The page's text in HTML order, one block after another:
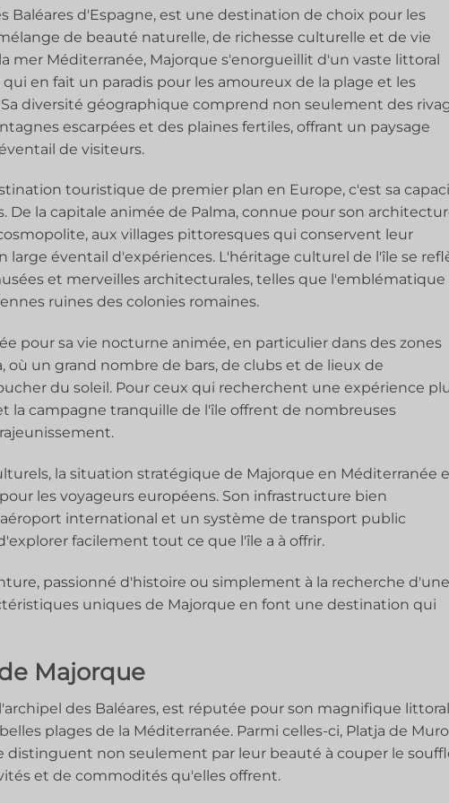
Baléares d'Espagne, est une destination de choix pour les
de beauté naturelle, de richesse culturelle et de vie
mer Méditerranée, Majorque s'enorgueillit d'un vaste littoral
en fait un paradis pour les amoureux de la plage et les
diversité géographique comprend non seulement des
escarpées et des plaines fertiles, offrant un paysage
de visiteurs.
touristique de premier plan en Europe, c'est sa
De la capitale animée de Palma, connue pour son
aux villages pittoresques qui conservent leur
large éventail d'expériences. L'héritage culturel de l'île se
et merveilles architecturales, telles que l'emblématique
ruines des colonies romaines.
pour sa vie nocturne animée, en particulier dans des zones
où un grand nombre de bars, de clubs et de lieux de
du soleil. Pour ceux qui recherchent une expérience
la campagne tranquille de l'île offrent de nombreuses
la situation stratégique de Majorque en Méditerranée
les voyageurs européens. Son infrastructure bien
international et un système de transport public
facilement tout ce que l'île a à offrir.
passionné d'histoire ou simplement à la recherche d'une
uniques de Majorque en font une destination qui
Majorque
des Baléares, est réputée pour son magnifique
plages de la Méditerranée. Parmi celles-ci, Platja de
distinguent non seulement par leur beauté à couper le
et de commodités qu'elles offrent.